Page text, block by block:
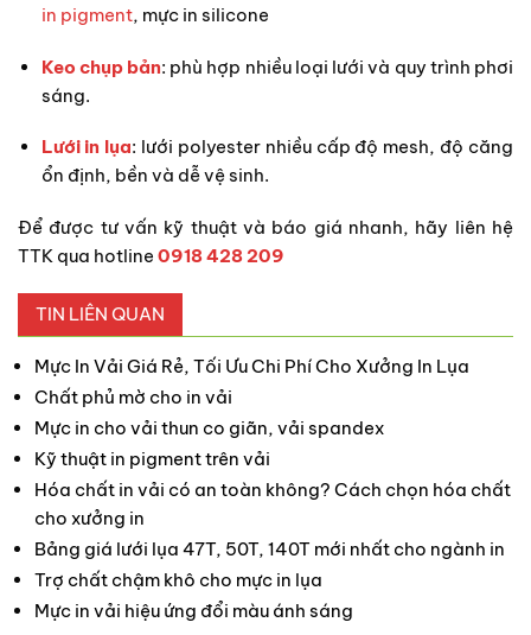
in pigment, mực in silicone
Keo chụp bản: phù hợp nhiều loại lưới và quy trình phơi
sáng.
Lưới in lụa: lưới polyester nhiều cấp độ mesh, độ căng
ổn định, bền và dễ vệ sinh.
Để được tư vấn kỹ thuật và báo giá nhanh, hãy liên hệ
TTK qua hotline 0918 428 209
TIN LIÊN QUAN
Mực In Vải Giá Rẻ, Tối Ưu Chi Phí Cho Xưởng In Lụa
Chất phủ mờ cho in vải
Mực in cho vải thun co giãn, vải spandex
Kỹ thuật in pigment trên vải
Hóa chất in vải có an toàn không? Cách chọn hóa chất
cho xưởng in
Bảng giá lưới lụa 47T, 50T, 140T mới nhất cho ngành in
Trợ chất chậm khô cho mực in lụa
Mực in vải hiệu ứng đổi màu ánh sáng